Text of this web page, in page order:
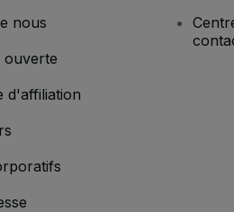
nous
ouverte
d'affiliation